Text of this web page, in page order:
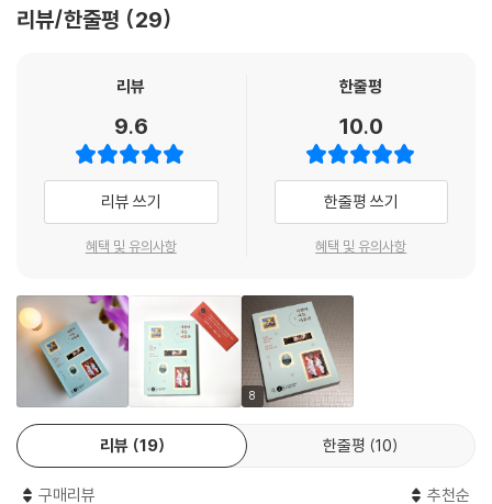
6 21세기에도 살아 숨 쉬는 ‘정조’
1 폭염에서의 생존권
[궁금해요] 기후 위기와 인권 | 그레타 툰베라 | 환경권
2 맞아도 되는 사람은 없다
[궁금해요] 아동·청소년의 생명·생존과 발달의 권리 | 아동 최선의 이익 원
칙 | 놀 권리
[궁금해요] 〈유엔헌장〉
4 존엄하게 삶을 영위할 수 있도록
[궁금해요] 성매매 여성 지원 사업 | 유엔여성기구 | 여성 혐오
5 죄지은 사람에게도 인권은 있다
[궁금해요] 교정 시설 내 인권 | 건강권 | 죄형법정주의
6 누구나 노인이 된다
[궁금해요] 대한민국의 노인 빈곤과 자살 | 노인 인권
그 속에서 인권의 역사, 개념, 연관 사건들을 읽어냄으로써,
무를 15년 넘게 해온 박민경이 인권의 주요 주제들을 씨줄로, 세계 명화들
을 날줄로 엮은 인권 교양서 《사람이 사는 미술관》을 펴냈다. 이 책은 그동
안 저자가 인권위에서 보고, 듣고, 현장에서 느껴왔던 ‘인간의 기본 권리’를
‘그림’이라는 매개로 쉽고 흥미롭게 풀어낸 새로운 시각의 인권 설명서라
하겠다. 대중에게 친숙한 피카소, 들라크루아, 고흐의 작품을 비롯해 국내
속에서 인권의 역사, 개념, 연관 사건들을 읽어냄으로써 우리가 이 사회에
서 존중받고 보호받아야 할 기본 권리들을 세심하게 짚어주고 있다. 이 책
은 전 세계가 인권을 보호하고 존중하는 데 큰 영향을 미친 문서 〈세계인권
선언〉을 바탕으로 하고 있다.
《사람이 사는 미술관》은 인권의 주요 개념을 ‘여성’ ‘노동’ ‘차별과 혐오’ ‘국
가’ ‘존엄’ 등 크게 다섯 개의 카테고리로 나누어 설명한다. 이 안에는 아동,
리뷰/한줄평 29
리뷰
9.6
리뷰 쓰기
혜택 및 유의사항
한줄평
10.0
한줄평 쓰기
혜택 및 유의사항
8
리뷰 19 한줄평 10
구매리뷰 추천순